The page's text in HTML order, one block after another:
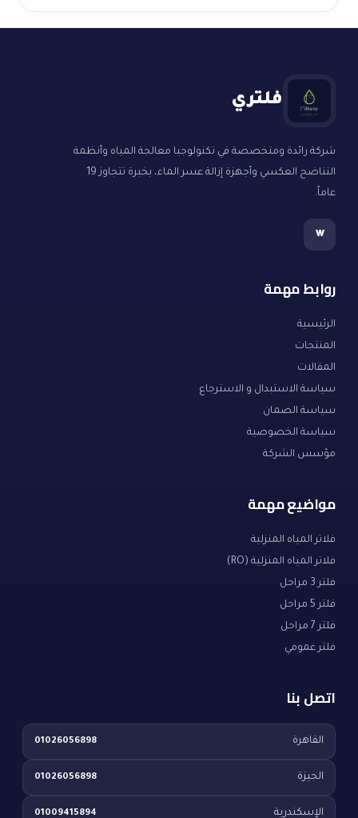
فلتري
شركة رائدة ومتخصصة في تكنولوجيا معالجة المياه وأنظمة
التناضح العكسي وأجهزة إزالة عسر الماء، بخبرة تتجاوز 19
عاماً.
w
روابط مهمة
الرئيسية
المنتجات
المقالات
سياسة الاستبدال و الاسترجاع
سياسة الضمان
سياسة الخصوصية
مؤسس الشركة
مواضيع مهمة
فلاتر المياه المنزلية
فلاتر المياه المنزلية (RO)
فلتر 3 مراحل
فلتر 5 مراحل
فلتر 7 مراحل
فلتر عمومي
اتصل بنا
القاهرة 01026056898
الجيزة 01026056898
الإسكندرية 01009415894